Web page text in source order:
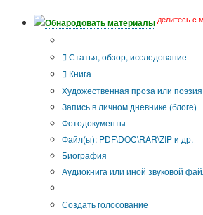
Обнародовать материалы делитесь с
Статья, обзор, исследование
Книга
Художественная проза или поэзия
Запись в личном дневнике (блоге)
Фотодокументы
Файл(ы): PDF\DOC\RAR\ZIP и др.
Биография
Аудиокнига или иной звуковой
Создать голосование